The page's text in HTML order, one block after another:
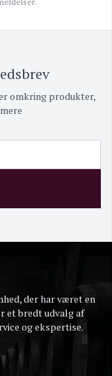
omkring produkter,
der har været en
et bredt udvalg af
og ekspertise.